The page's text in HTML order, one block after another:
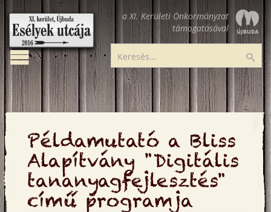
Ugrás
tartalomra
Esélyek
utcája
a XI. Kerületi Önkormányzat
támogatásával
Toggle
navigation
Példamutató a Bliss
Alapítvány "Digitális
tananyagfejlesztés"
című programja